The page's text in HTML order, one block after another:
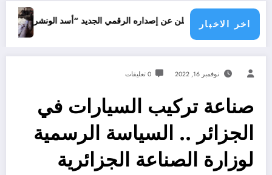
اخر الاخبار
شاهد يعلن عن إصداره الرقمي الجديد “أسد الونشريس” تخليدا لنضال
جرائم
نوفمبر 16, 2022 0 تعليقات
صناعة تركيب السيارات في
الجزائر .. السياسة الرسمية
لوزارة الصناعة الجزائرية